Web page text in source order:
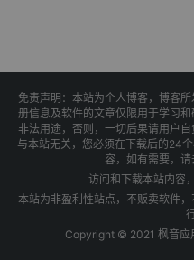
免责声明：本站为个人博客，博客
册信息及软件的文章仅限用于学习
非法用途，否则，一切后果请用户
与本站无关，您必须在下载后的24
容，如有需要，请
访问和下载本站内容
本站为非盈利性站点，不贩卖软件
Copyright © 2021 枫音应